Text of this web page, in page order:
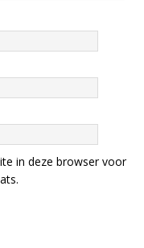
in deze browser voor